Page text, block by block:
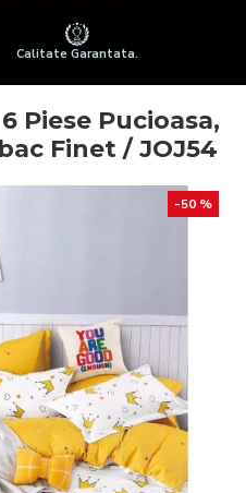
Calitate Garantata.
Piese Pucioasa,
Finet / JOJ54
-50 %